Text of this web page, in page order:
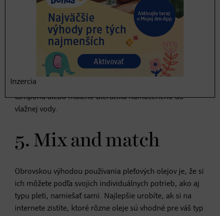
Pleťový olej sa nemusí vždy nanášať len na vyčistenú
pokožku, môže sa pokojne používať aj na samotné
vyčistenie pleti. Čisteniu by malo predchádzať
odstránenie make-upu a olej už potom stačí len
krúživými pohybmi vmasírovať do pokožky. Prebytočný
produkt možno z pleti odstrániť pomocou vatového
tampónu alebo malého uteráčika namočeného do
vlažnej vody.
5. Mix and match
Obrovskou výhodou používania pleťových olejov je, že si
ich môžete podľa svojich individuálnych potrieb, ako aj
typu pleti, namiešať sami. Najlepšie urobíte, ak si na
internete zistíte, ktoré rôzne oleje sú vhodné pre váš typ
Inzercia